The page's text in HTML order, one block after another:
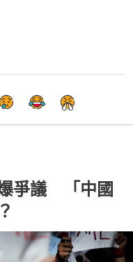
爭議 「中國